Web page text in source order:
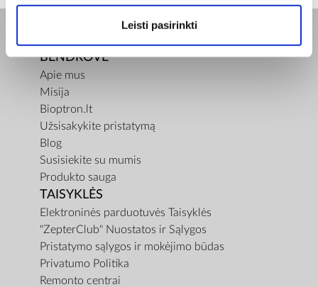
Leisti pasirinkti
BENDROVĖ
Apie mus
Misija
Bioptron.lt
Užsisakykite pristatymą
Blog
Susisiekite su mumis
Produkto sauga
TAISYKLĖS
Elektroninės parduotuvės Taisyklės
"ZepterClub" Nuostatos ir Sąlygos
Pristatymo sąlygos ir mokėjimo būdas
Privatumo Politika
Remonto centrai